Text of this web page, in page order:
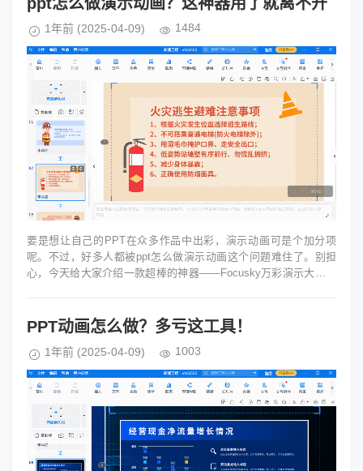
1年前 (2025-04-09) 1484
要是想让自己的PPT在众多作品中出彩，演示动画可是个加分项
呢。不过，好多人都被ppt怎么做演示动画这个问题难住了。别担
心，今天给大家介绍一款超棒的神器——Focusky万彩演示大师，
PPT动画怎么做？多亏这工具！
1年前 (2025-04-09) 1003